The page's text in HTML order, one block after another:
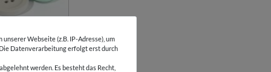
Webseite (z.B. IP-Adresse), um
Datenverarbeitung erfolgt erst durch
werden. Es besteht das Recht,